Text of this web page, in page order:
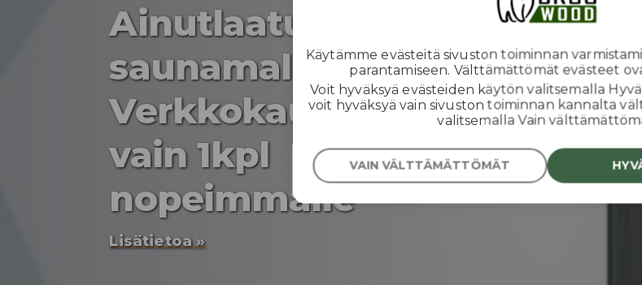
Ainutlaatuinen
saunamalli
Verkkokaupassa
vain 1kpl
nopeimmalle
Lisätietoa »
Käytämme evästeitä sivuston toiminnan
parantamiseen. Välttämättömät evästeet
Voit hyväksyä evästeiden käytön valitsemalla
voit hyväksyä vain sivuston toiminnan kannalta
valitsemalla Vain
VAIN VÄLTTÄMÄTTÖMÄT